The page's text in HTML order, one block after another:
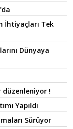
İhtiyaçları Tek
Dünyaya
düzenleniyor !
Yapıldı
Sürüyor